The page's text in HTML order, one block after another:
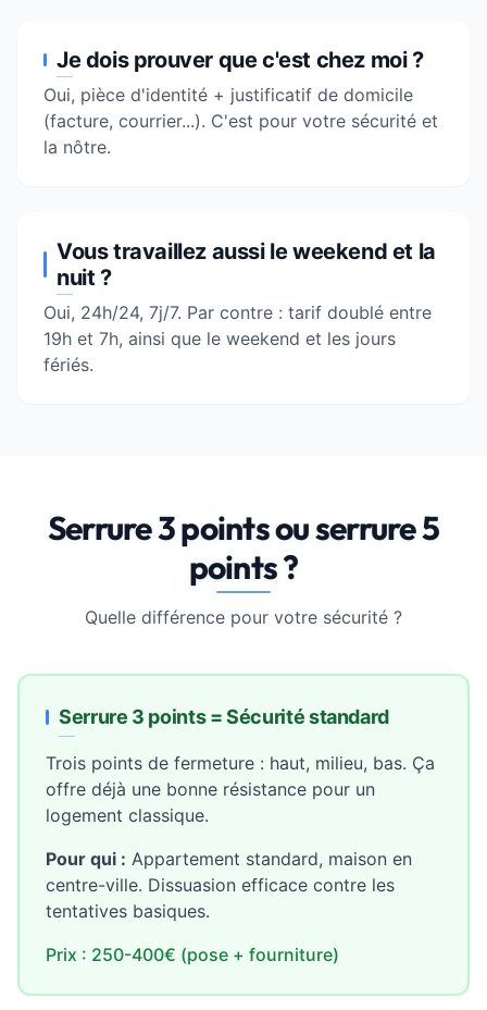
Je dois prouver que c'est chez moi ?
Oui, pièce d'identité + justificatif de domicile
(facture, courrier...). C'est pour votre sécurité et
la nôtre.
Vous travaillez aussi le weekend et la
nuit ?
Oui, 24h/24, 7j/7. Par contre : tarif doublé entre
19h et 7h, ainsi que le weekend et les jours
fériés.
Serrure 3 points ou serrure 5
points ?
Quelle différence pour votre sécurité ?
Serrure 3 points = Sécurité standard
Trois points de fermeture : haut, milieu, bas. Ça
offre déjà une bonne résistance pour un
logement classique.
Pour qui : Appartement standard, maison en
centre-ville. Dissuasion efficace contre les
tentatives basiques.
Prix : 250-400€ (pose + fourniture)